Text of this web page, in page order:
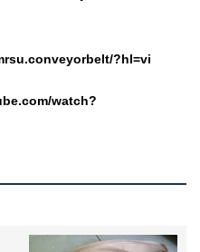
?hl=vi
watch?